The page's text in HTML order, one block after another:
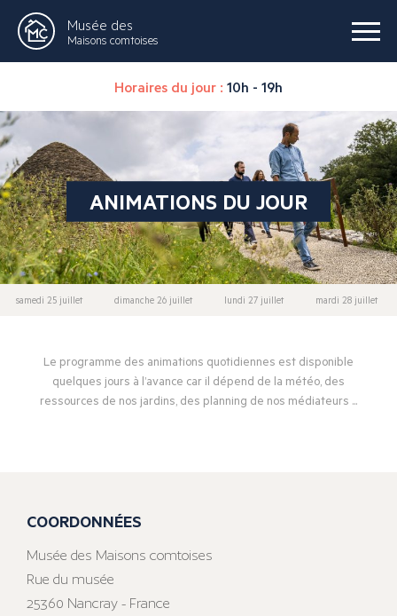
Musée des
Maisons comtoises
Horaires du jour : 10h - 19h
ANIMATIONS DU JOUR
samedi 25 juillet dimanche 26 juillet lundi 27 juillet mardi 28 juillet
Le programme des animations quotidiennes est disponible
quelques jours à l’avance car il dépend de la météo, des
ressources de nos jardins, des planning de nos médiateurs ...
COORDONNÉES
Musée des Maisons comtoises
Rue du musée
25360 Nancray - France